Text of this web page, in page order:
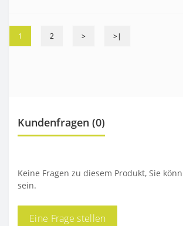
1 2 > >|
Kundenfragen (0)
Keine Fragen zu diesem Produkt, Sie
sein.
Eine Frage stellen